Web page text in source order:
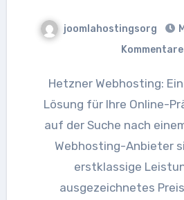
joomlahostingsorg
Kommentare
Hetzner Webhosting: Eine zuverlässige
Lösung für Ihre Online-
auf der Suche nach
Webhosting-Anbieter
erstklassige
ausgezeichnetes